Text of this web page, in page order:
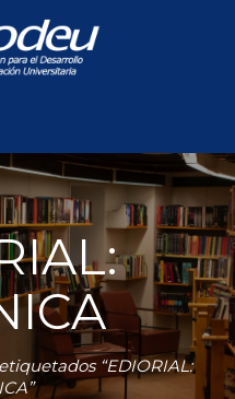
“EDIORIAL: